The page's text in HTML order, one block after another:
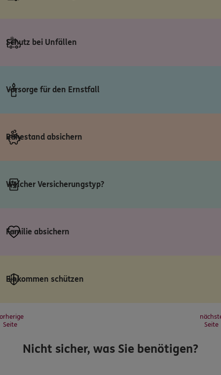
Schutz bei Unfällen
Vorsorge für den Ernstfall
Ruhestand absichern
Welcher Versicherungstyp?
Familie absichern
Einkommen schützen
Seite
Seite
Nicht sicher, was Sie benötigen?